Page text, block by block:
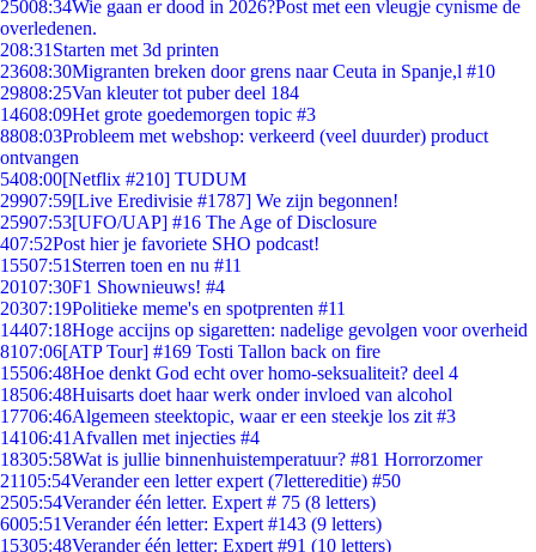
25008:34Wie gaan er dood in 2026?Post met een vleugje cynisme de
overledenen.
208:31 Starten met 3d printen
23608:30Migranten breken door grens naar Ceuta in Spanje,l #10
29808:25Van kleuter tot puber deel 184
14608:09Het grote goedemorgen topic #3
8808:03Probleem met webshop: verkeerd (veel duurder) product
ontvangen
5408:00[Netflix #210] TUDUM
29907:59[Live Eredivisie #1787] We zijn begonnen!
25907:53[UFO/UAP] #16 The Age of Disclosure
407:52Post hier je favoriete SHO podcast!
15507:51 Sterren toen en nu #11
20107:30F1 Shownieuws! #4
20307:19Politieke meme's en spotprenten #11
14407:18Hoge accijns op sigaretten: nadelige gevolgen voor overheid
8107:06[ATP Tour] #169 Tosti Tallon back on fire
15506:48Hoe denkt God echt over homo-seksualiteit? deel 4
18506:48Huisarts doet haar werk onder invloed van alcohol
17706:46Algemeen steektopic, waar er een steekje los zit #3
14106:41 Afvallen met injecties #4
18305:58Wat is jullie binnenhuistemperatuur? #81 Horrorzomer
21105:54Verander een letter expert (7lettereditie) #50
2505:54Verander één letter. Expert # 75 (8 letters)
6005:51Verander één letter: Expert #143 (9 letters)
15305:48Verander één letter: Expert #91 (10 letters)